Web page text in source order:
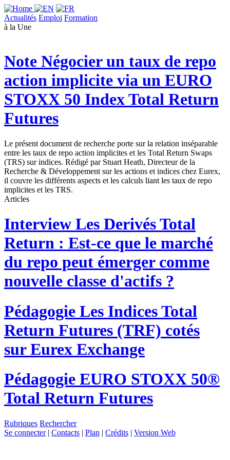
Actualités Emploi Formation
à la Une
Note Négocier un taux de repo
action implicite via un EURO
STOXX 50 Index Total Return
Futures
Le présent document de recherche porte sur la relation inséparable
entre les taux de repo action implicites et les Total Return Swaps
(TRS) sur indices. Rédigé par Stuart Heath, Directeur de la
Recherche & Développement sur les actions et indices chez Eurex,
il couvre les différents aspects et les calculs liant les taux de repo
implicites et les TRS.
Articles
Interview Les Derivés Total
Return : Est-ce que le marché
du repo peut émerger comme
nouvelle classe d'actifs ?
Pédagogie Les Indices Total
Return Futures (TRF) cotés
sur Eurex Exchange
Pédagogie EURO STOXX 50®
Total Return Futures
Rubriques Rechercher
Se connecter| Contacts | Plan | Crédits | Version Web